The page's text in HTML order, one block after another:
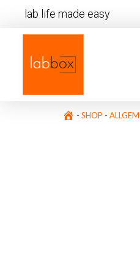
lab life made easy
- SHOP -